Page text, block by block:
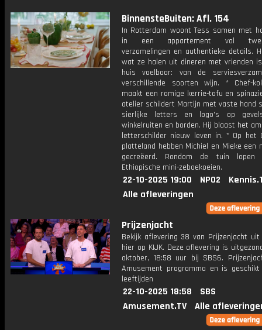
BinnensteBuiten: Afl. 154
In Rotterdam woont Tess samen met
in een appartement vol
verzamelingen en authentieke details.
wat ze halen uit dineren met vrienden
huis voelbaar: van de
verschillende soorten wijn. * Chef-
maakt een romige kerrie-tofu en
atelier schildert Martijn met vaste hand
sierlijke letters en logo's op
winkelruiten en borden. Hij blaast het
letterschilder nieuw leven in. * Op het
platteland hebben Michiel en Mieke een
gecreëerd. Rondom de tuin lopen
Ethiopische mini-zeboekoeien.
22-10-2025 19:00 NPO2
Alle afleveringen
Prijzenjacht
Bekijk aflevering 38 van Prijzenjacht uit
hier op KIJK. Deze aflevering is
oktober, 18:58 uur bij SBS6.
Amusement programma en is
leeftijden
22-10-2025 18:58
SBS
Amusement.TV
Alle